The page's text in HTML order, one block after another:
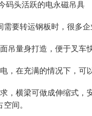
码头活跃的电永磁吊具
需要转运钢板时，很多
吊量身打造，便于叉车
，在充满的情况下，可
，横梁可做成伸缩式
间。